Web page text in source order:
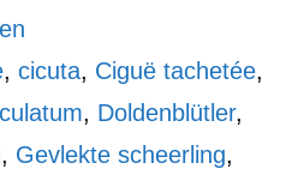
,cicuta, Ciguë tachetée,
, Doldenblütler,
, Gevlekte scheerling,